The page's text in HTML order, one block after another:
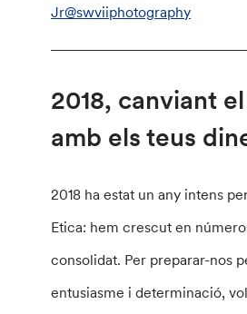
Jr@swviiphotography
2018, canviant
amb els teus
2018 ha estat un any intens
Etica: hem crescut en
consolidat. Per preparar-nos
entusiasme i determinació,